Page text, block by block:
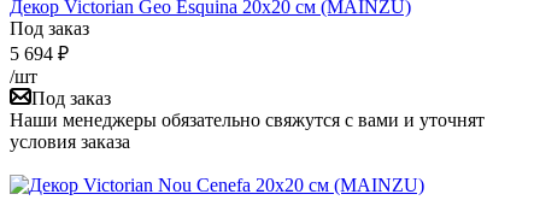
Декор Victorian Geo Esquina 20x20 см (MAINZU)
Под заказ
5 694 ₽
/шт
Под заказ
Наши менеджеры обязательно свяжутся с вами и уточнят
условия заказа